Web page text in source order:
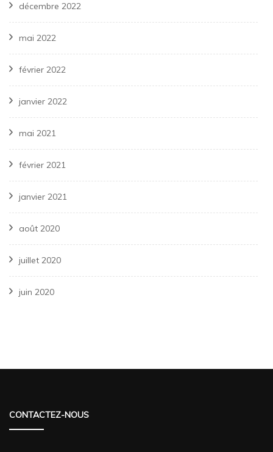
décembre 2022
mai 2022
février 2022
janvier 2022
mai 2021
février 2021
janvier 2021
août 2020
juillet 2020
juin 2020
CONTACTEZ-NOUS